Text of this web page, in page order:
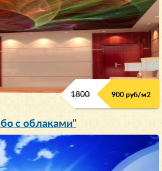
1800 900 руб/м2
с облаками"